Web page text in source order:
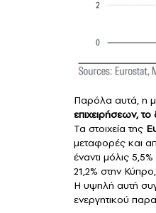
Παρόλα αυτά, η
επιχειρήσεων,
Τα στοιχεία της
μεταφορές και
έναντι μόλις
21,2% στην
Η υψηλή αυτή
ενεργητικού